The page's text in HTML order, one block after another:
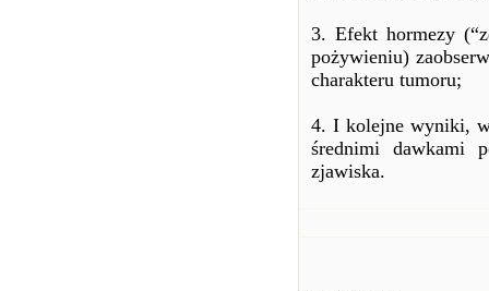
3. Efekt hormezy
pożywieniu)
charakteru tumoru;
4. I kolejne wyniki,
średnimi dawkami
zjawiska.